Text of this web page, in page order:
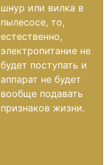
шнур или вилка в
пылесосе, то,
естественно,
электропитание не
будет поступать и
аппарат не будет
вообще подавать
признаков жизни.